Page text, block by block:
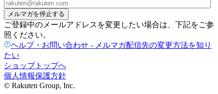
メルマガを停止する
ご登録中のメールアドレスを変更したい場合は、下記をご参
照ください。
ヘルプ・お問い合わせ - メルマガ配信先の変更方法を知り
たい
ショップトップへ
個人情報保護方針
© Rakuten Group, Inc.